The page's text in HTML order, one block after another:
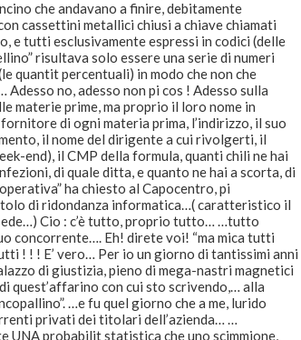
che andavano a finire, debitamente
cassettini metallici chiusi a chiave chiamati
tutti esclusivamente espressi in codici (delle
risultava solo essere una serie di numeri
quantit percentuali) in modo che non che
no, adesso non pi cos ! Adesso sulla
materie prime, ma proprio il loro nome in
di ogni materia prima, l’indirizzo, il suo
il nome del dirigente a cui rivolgerti, il
end), il CMP della formula, quanti chili ne hai
di quale ditta, e quanto ne hai a scorta, di
ha chiesto al Capocentro, pi
di ridondanza informatica…( caratteristico il
Cio : c’è tutto, proprio tutto… …tutto
concorrente…. Eh! direte voi! “ma mica tutti
! ! ! E’ vero… Per io un giorno di tantissimi anni
di giustizia, pieno di mega-nastri magnetici
quest’affarino con cui sto scrivendo,… alla
…e fu quel giorno che a me, lurido
privati dei titolari dell’azienda… …
UNA probabilit statistica che uno scimmione,